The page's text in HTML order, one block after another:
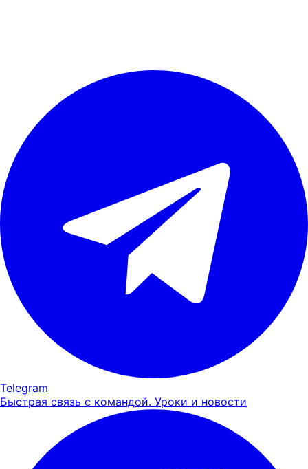
Telegram
Быстрая связь с командой. Уроки и новости